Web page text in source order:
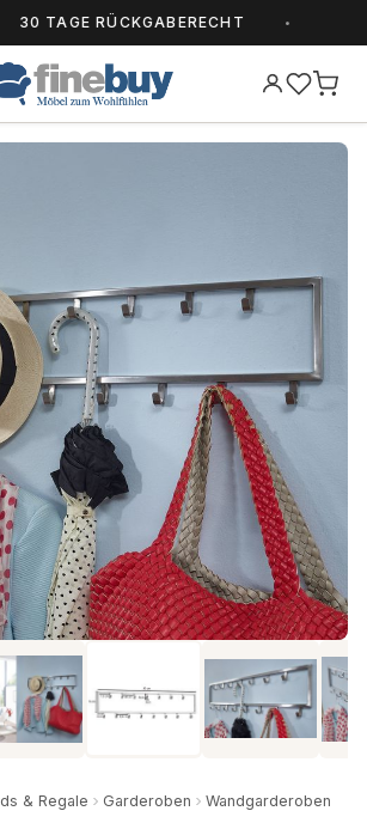
30 TAGE RÜCKGABERECHT
& Regale Garderoben
Wandgarderoben